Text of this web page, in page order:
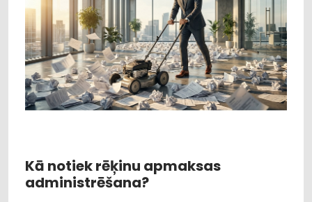
Kā notiek rēķinu apmaksas
administrēšana?